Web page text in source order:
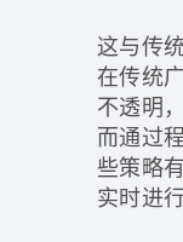
这与传
在传统
不透明
而通过
些策略
实时进